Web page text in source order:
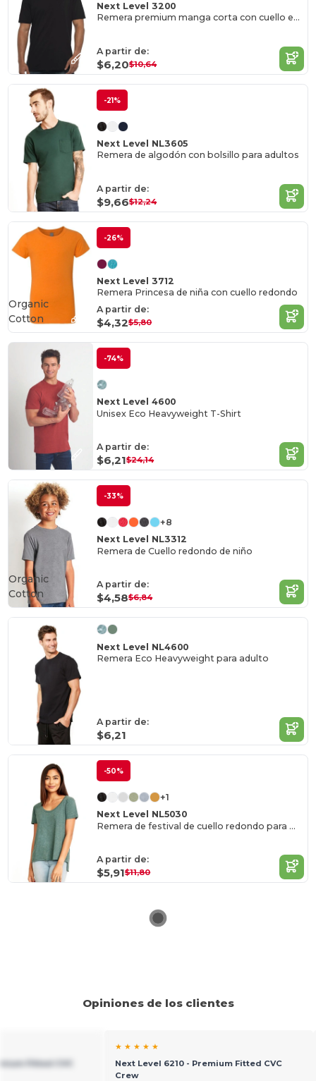
Next Level 3200
Remera premium manga corta con cuello en V
A partir de:
$6,20$10,64
-21%
Next Level NL3605
Remera de algodón con bolsillo para adultos
A partir de:
$9,66$12,24
-26%
Next Level 3712
Remera Princesa de niña con cuello redondo
A partir de:
$4,32$5,80
Organic
Cotton
-74%
Next Level 4600
Unisex Eco Heavyweight T-Shirt
A partir de:
$6,21$24,14
-33%
+8
Next Level NL3312
Remera de Cuello redondo de niño
A partir de:
$4,58$6,84
Organic
Cotton
Next Level NL4600
Remera Eco Heavyweight para adulto
A partir de:
$6,21
-50%
+1
Next Level NL5030
Remera de festival de cuello redondo para mujer
A partir de:
$5,91$11,80
Opiniones de los clientes
Fitted CVC
★ ★ ★ ★ ★
Next Level 6210 - Premium Fitted CVC
Crew